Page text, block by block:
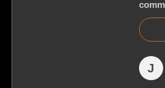
J